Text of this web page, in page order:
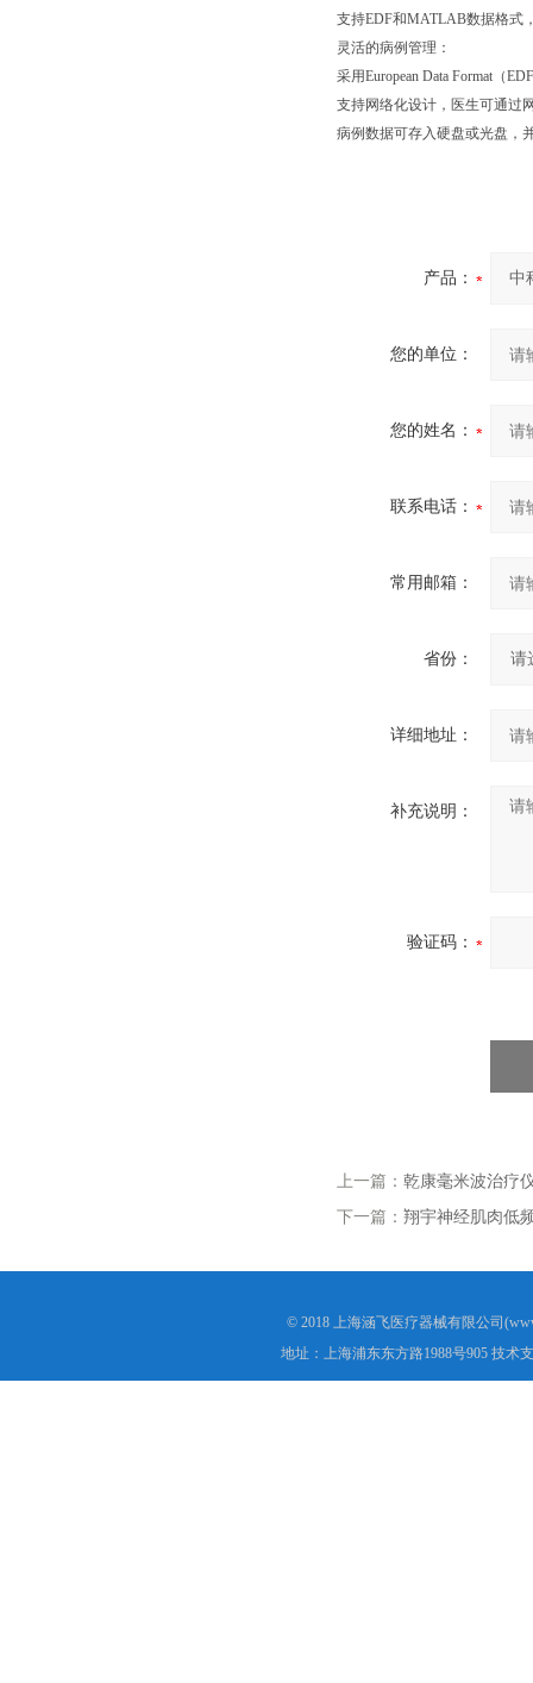
支持EDF和MATLAB数据格式
灵活的病例管理：
采用European Data Format（
支持网络化设计，医生可通过
病例数据可存入硬盘或光盘，
产品：
您的单位：
您的姓名：
联系电话：
常用邮箱：
省份：
详细地址：
补充说明：
验证码：
上一篇： 乾康毫米波治疗
下一篇： 翔宇神经肌肉低
© 2018 上海涵飞医疗器械有限公司
地址：上海浦东东方路1988号905 技术